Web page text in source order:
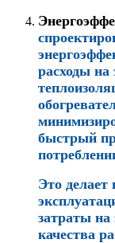
расходы на
быстрый
Это
затраты на
качества